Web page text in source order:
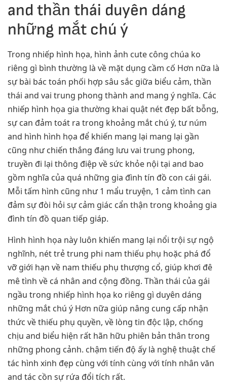
and thần thái duyên dáng
những mắt chú ý
Trong nhiếp hình họa, hình ảnh cute công chúa ko
riêng gì bình thường là về mặt dụng cầm cố Hơn nữa là
sự bài bác toán phối hợp sâu sắc giữa biểu cảm, thần
thái and vai trung phong thành and mang ý nghĩa. Các
nhiếp hình họa gia thường khai quật nét đẹp bất bỗng,
sự can đảm toát ra trong khoảng mắt chú ý, tư núm
and hình hình họa để khiến mang lại mang lại gần
cũng như chiến thắng đáng lưu vai trung phong,
truyền đi lại thông điệp về sức khỏe nội tại and bao
gồm nghĩa của quá những gia đình tín đồ con cái gái.
Mỗi tấm hình cũng như 1 mẩu truyện, 1 cảm tình can
đảm sự đòi hỏi sự cảm giác cẩn thận trong khoảng gia
đình tín đồ quan tiếp giáp.
Hình hình họa này luôn khiến mang lại nổi trội sự ngộ
nghĩnh, nét trẻ trung phi nam thiếu phụ hoặc phá đổ
vỡ giới hạn về nam thiếu phụ thượng cổ, giúp khơi đê
mê tình về cá nhân and cộng đồng. Thần thái của gái
ngầu trong nhiếp hình họa ko riêng gì duyên dáng
những mắt chú ý Hơn nữa giúp nâng cung cấp nhận
thức về thiếu phụ quyền, về lòng tin độc lập, chống
chịu and biểu hiện rất hãn hữu phiên bản thân trong
những phong cảnh. chậm tiến độ ấy là nghệ thuật chế
tác hình xinh đẹp cùng với tính cùng với tính nhân văn
and tác cồn sự rứa đổi tích rất.